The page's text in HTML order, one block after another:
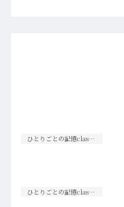
ひとりごとの記憶classic【高校生篇】
ひとりごとの記憶classic【高校生篇】